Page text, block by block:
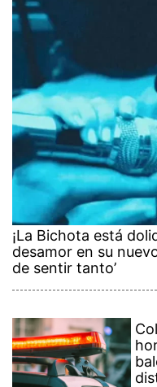
¡La Bichota está
desamor en su
de sentir tanto’